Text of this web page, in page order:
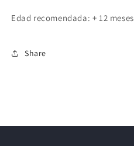
Edad recomendada: + 12 meses
Share